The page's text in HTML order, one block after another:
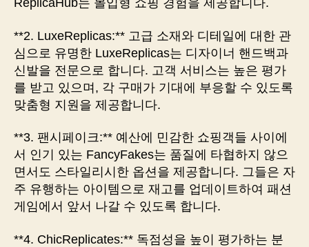
ReplicaHub는 몰입형 쇼핑 경험을 제공합니다.
**2. LuxeReplicas:** 고급 소재와 디테일에 대한 관
심으로 유명한 LuxeReplicas는 디자이너 핸드백과
신발을 전문으로 합니다. 고객 서비스는 높은 평가
를 받고 있으며, 각 구매가 기대에 부응할 수 있도록
맞춤형 지원을 제공합니다.
**3. 팬시페이크:** 예산에 민감한 쇼핑객들 사이에
서 인기 있는 FancyFakes는 품질에 타협하지 않으
면서도 스타일리시한 옵션을 제공합니다. 그들은 자
주 유행하는 아이템으로 재고를 업데이트하여 패션
게임에서 앞서 나갈 수 있도록 합니다.
**4. ChicReplicates:** 독점성을 높이 평가하는 분